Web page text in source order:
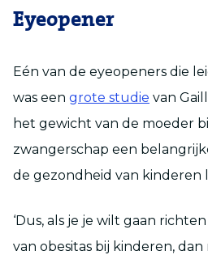
Eyeopener
Eén van de eyeopeners die
was een grote studie van
het gewicht van de moeder
zwangerschap een
de gezondheid van kinderen
‘Dus, als je je wilt gaan
van obesitas bij kinderen,